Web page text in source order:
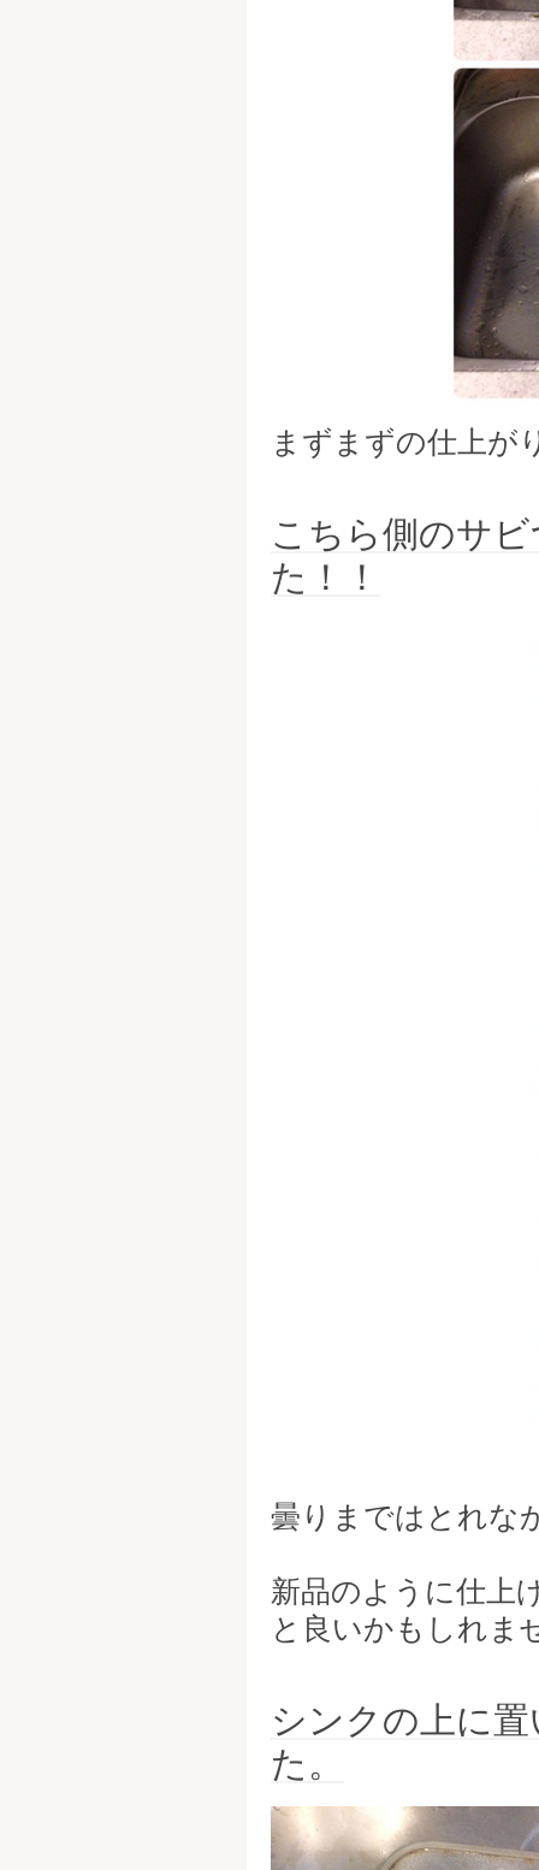
まずまずの仕上が
こちら側のサ
た！！
曇りまではとれな
新品のように仕上
と良いかもしれま
シンクの上に
た。